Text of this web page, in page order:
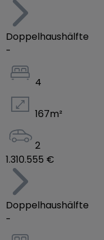
Doppelhaushälfte
-
4
167m²
2
1.310.555 €
Doppelhaushälfte
-